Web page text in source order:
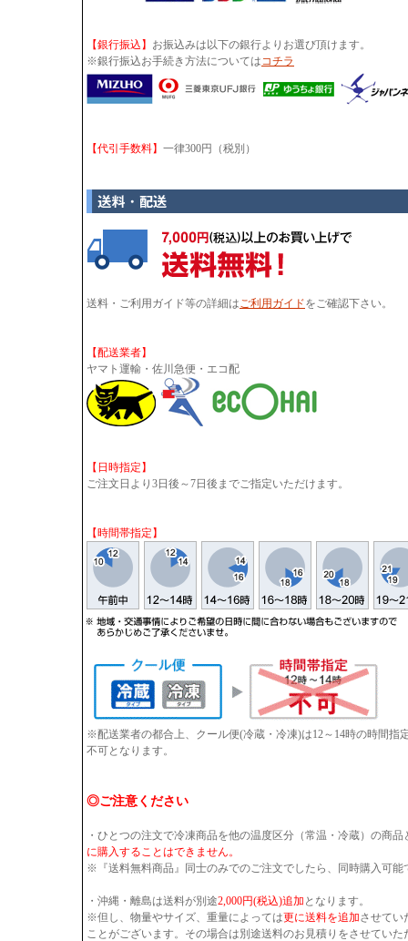
【銀行振込】 お振込みは以下の銀行よりお選び頂けます。
※銀行振込お手続き方法についてはコチラ
【代引手数料】 一律300円（税別）
送料・ご利用ガイド等の詳細はご利用ガイドをご確認下さい。
【配送業者】
ヤマト運輸・佐川急便・エコ配
【日時指定】
ご注文日より3日後～7日後までご指定いただけます。
【時間帯指定】
※配送業者の都合上、クール便(冷蔵・冷凍)は12～14時の時間
不可となります。
◎ご注意ください
・ひとつの注文で冷凍商品を他の温度区分（常温・冷蔵）の商品
に購入することはできません。
※『送料無料商品』同士のみでのご注文でしたら、同時購入可能
・沖縄・離島は送料が別途2,000円(税込)追加 となります。
※但し、物量やサイズ、重量によっては更に送料を追加させてい
ことがございます。その場合は別途送料のお見積りをさせていた